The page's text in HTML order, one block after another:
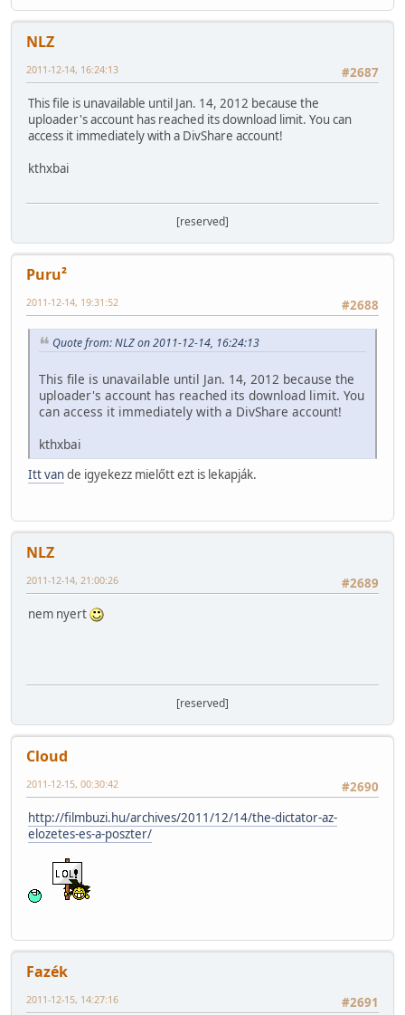
NLZ
#2687
2011-12-14, 16:24:13
This file is unavailable until Jan. 14, 2012 because the
uploader's account has reached its download limit. You can
access it immediately with a DivShare account!
kthxbai
[reserved]
Puru²
#2688
2011-12-14, 19:31:52
Quote from: NLZ on 2011-12-14, 16:24:13
This file is unavailable until Jan. 14, 2012 because the
uploader's account has reached its download limit. You
can access it immediately with a DivShare account!
kthxbai
Itt vande igyekezz mielőtt ezt is lekapják.
NLZ
#2689
2011-12-14, 21:00:26
nem nyert
[reserved]
Cloud
#2690
2011-12-15, 00:30:42
http://filmbuzi.hu/archives/2011/12/14/the-dictator-az-
elozetes-es-a-poszter/
Fazék
#2691
2011-12-15, 14:27:16